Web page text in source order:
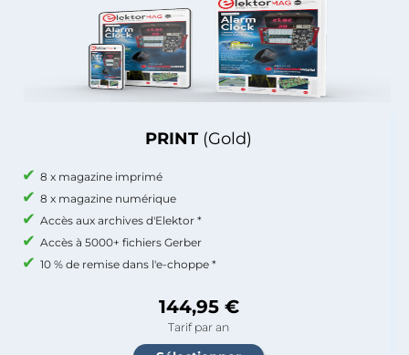
PRINT (Gold)
8 x magazine imprimé
8 x magazine numérique
Accès aux archives d'Elektor *
Accès à 5000+ fichiers Gerber
10 % de remise dans l'e-choppe *
144,95 €
Tarif par an